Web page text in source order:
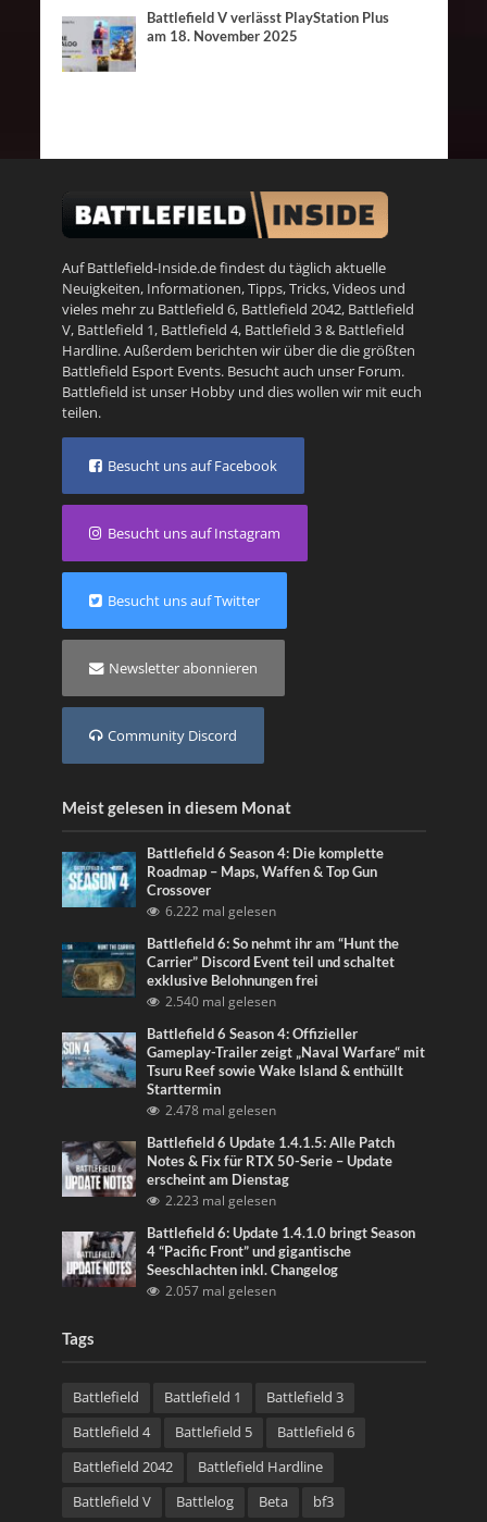
Battlefield V verlässt PlayStation Plus
am 18. November 2025
Auf Battlefield-Inside.de findest du täglich aktuelle
Neuigkeiten, Informationen, Tipps, Tricks, Videos und
vieles mehr zu Battlefield 6, Battlefield 2042, Battlefield
V, Battlefield 1, Battlefield 4, Battlefield 3& Battlefield
Hardline. Außerdem berichten wir über die die größten
Battlefield Esport Events. Besucht auch unser Forum.
Battlefield ist unser Hobby und dies wollen wir mit euch
teilen.
Besucht uns auf Facebook
Besucht uns auf Instagram
Besucht uns auf Twitter
Newsletter abonnieren
Community Discord
Meist gelesen in diesem Monat
Battlefield 6 Season 4: Die komplette
Roadmap – Maps, Waffen & Top Gun
Crossover
6.222 mal gelesen
Battlefield 6: So nehmt ihr am “Hunt the
Carrier” Discord Event teil und schaltet
exklusive Belohnungen frei
2.540 mal gelesen
Battlefield 6 Season 4: Offizieller
Gameplay-Trailer zeigt „Naval Warfare“ mit
Tsuru Reef sowie Wake Island & enthüllt
Starttermin
2.478 mal gelesen
Battlefield 6 Update 1.4.1.5: Alle Patch
Notes & Fix für RTX 50-Serie – Update
erscheint am Dienstag
2.223 mal gelesen
Battlefield 6: Update 1.4.1.0 bringt Season
4 “Pacific Front” und gigantische
Seeschlachten inkl. Changelog
2.057 mal gelesen
Tags
Battlefield Battlefield 1
Battlefield 3
Battlefield 4
Battlefield 5
Battlefield 6
Battlefield 2042
Battlefield Hardline
Battlefield V
Battlelog Beta
bf3